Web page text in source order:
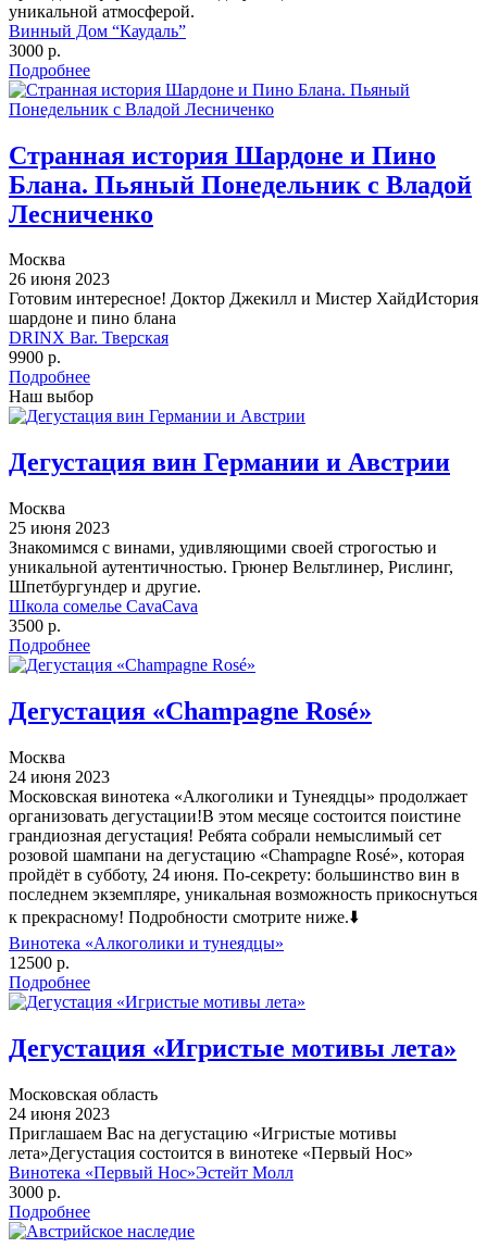
уникальной атмосферой.
Винный Дом “Каудаль”
3000 р.
Подробнее
Странная история Шардоне и Пино
Блана. Пьяный Понедельник с Владой
Лесниченко
Москва
26 июня 2023
Готовим интересное! Доктор Джекилл и Мистер ХайдИстория
шардоне и пино блана
DRINX Bar. Тверская
9900 р.
Подробнее
Наш выбор
Дегустация вин Германии и Австрии
Москва
25 июня 2023
Знакомимся с винами, удивляющими своей строгостью и
уникальной аутентичностью. Грюнер Вельтлинер, Рислинг,
Шпетбургундер и другие.
Школа сомелье CavaCava
3500 р.
Подробнее
Дегустация «Champagne Rosé»
Москва
24 июня 2023
Московская винотека «Алкоголики и Тунеядцы» продолжает
организовать дегустации!В этом месяце состоится поистине
грандиозная дегустация! Ребята собрали немыслимый сет
розовой шампани на дегустацию «Champagne Rosé», которая
пройдёт в субботу, 24 июня. По-секрету: большинство вин в
последнем экземпляре, уникальная возможность прикоснуться
к прекрасному! Подробности смотрите ниже.⬇️
Винотека «Алкоголики и тунеядцы»
12500 р.
Подробнее
Дегустация «Игристые мотивы лета»
Московская область
24 июня 2023
Приглашаем Вас на дегустацию «Игристые мотивы
лета»Дегустация состоится в винотеке «Первый Нос»
Винотека «Первый Нос»Эстейт Молл
3000 р.
Подробнее